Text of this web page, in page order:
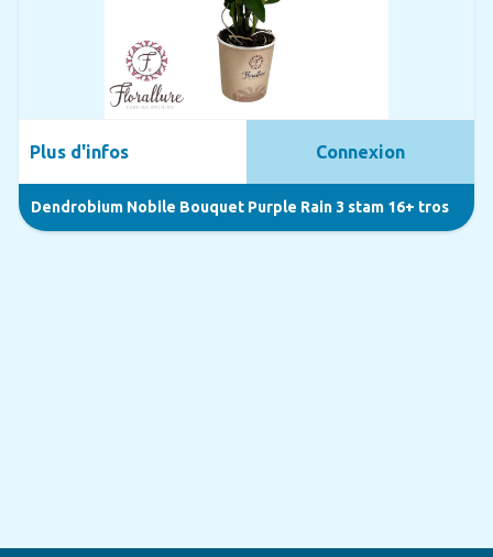
Dendrobium Nobile Bouquet Purple Rain 3 stam 16+ tros
Plus d'infos Connexion